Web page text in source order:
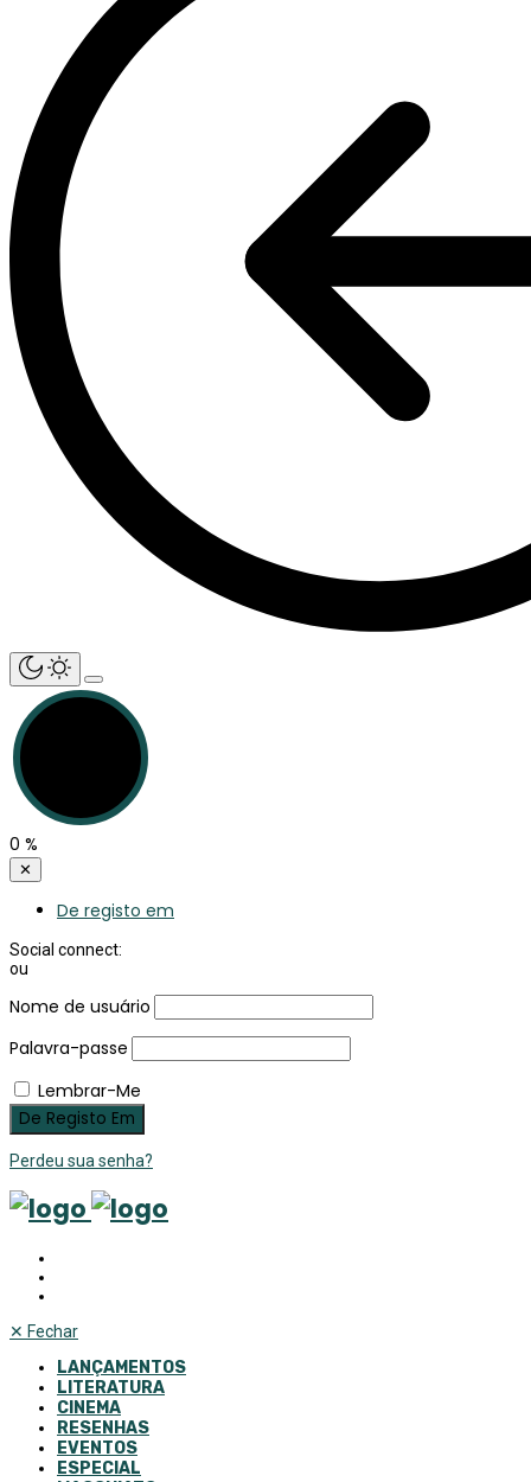
0 %
✕
De registo em
Social connect:
ou
Nome de usuário
Palavra-passe
Lembrar-Me
Perdeu sua senha?
✕ Fechar
LANÇAMENTOS
LITERATURA
CINEMA
RESENHAS
EVENTOS
ESPECIAL